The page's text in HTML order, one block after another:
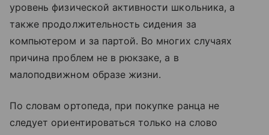
уровень физической активности школьника, а
также продолжительность сидения за
компьютером и за партой. Во многих случаях
причина проблем не в рюкзаке, а в
малоподвижном образе жизни.
По словам ортопеда, при покупке ранца не
следует ориентироваться только на слово